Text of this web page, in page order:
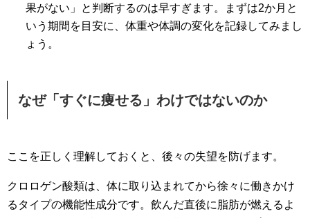
果がない」と判断するのは早すぎます。まずは2か月と
いう期間を目安に、体重や体調の変化を記録してみまし
ょう。
なぜ「すぐに痩せる」わけではないのか
ここを正しく理解しておくと、後々の失望を防げます。
クロロゲン酸類は、体に取り込まれてから徐々に働きかけ
るタイプの機能性成分です。飲んだ直後に脂肪が燃えるよ